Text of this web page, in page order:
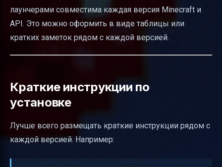
лаунчерами совместима каждая версия Minecraft и
API. Это можно оформить в виде таблицы или
кратких заметок рядом с каждой версией.
Краткие инструкции по
установке
Лучше всего размещать краткие инструкции рядом с
каждой версией. Например: